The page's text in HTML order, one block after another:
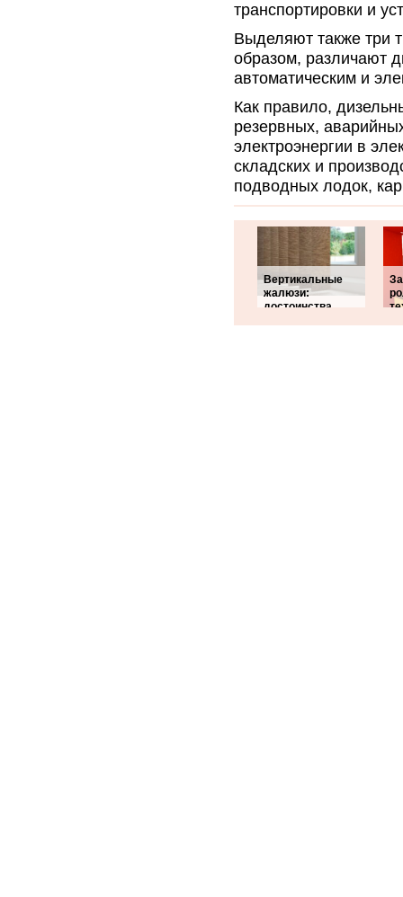
транспортировки и
Выделяют также три
образом, различают
автоматическим и
Как правило,
резервных,
электроэнергии в
складских и
подводных лодок,
Вертикальные
жалюзи:
достоинства